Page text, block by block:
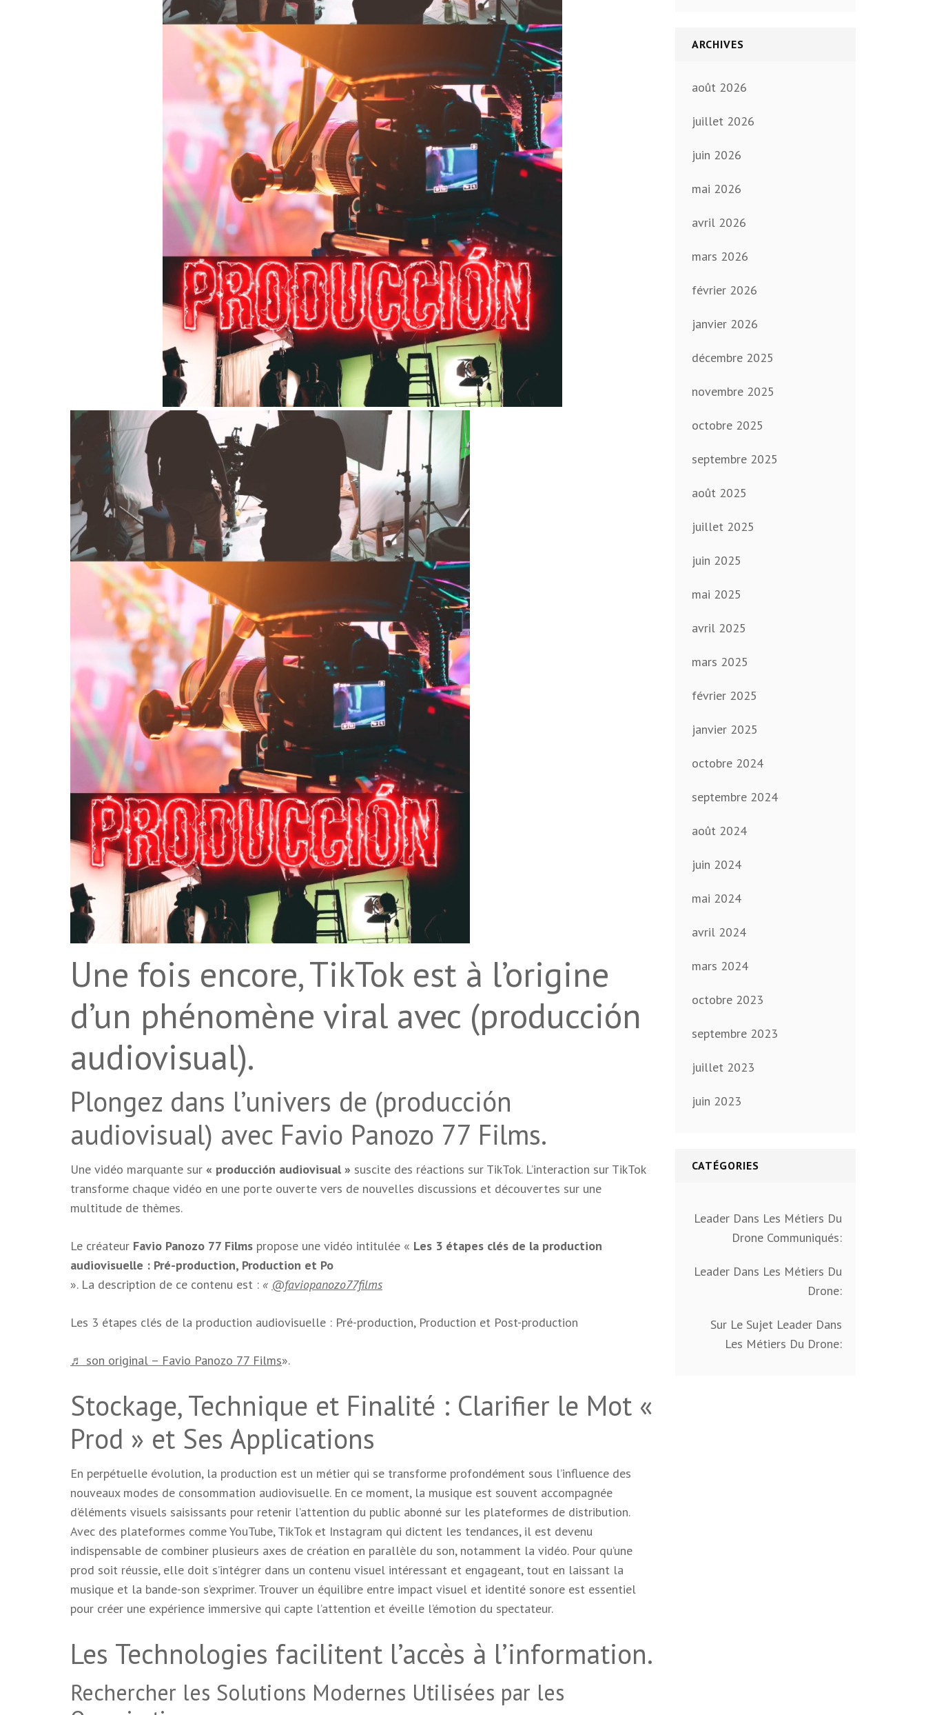
Une fois encore, TikTok est à l’origine
d’un phénomène viral avec (producción
audiovisual).
Plongez dans l’univers de (producción
audiovisual) avec Favio Panozo 77 Films.
Une vidéo marquante sur « producción audiovisual » suscite des réactions sur TikTok. L’interaction sur TikTok
transforme chaque vidéo en une porte ouverte vers de nouvelles discussions et découvertes sur une
multitude de thèmes.
Le créateur Favio Panozo 77 Films propose une vidéo intitulée « Les 3 étapes clés de la production
audiovisuelle : Pré-production, Production et Po
». La description de ce contenu est : « @faviopanozo77films
Les 3 étapes clés de la production audiovisuelle : Pré-production, Production et Post-production
♬ son original – Favio Panozo 77 Films».
Stockage, Technique et Finalité : Clarifier le Mot «
Prod » et Ses Applications
En perpétuelle évolution, la production est un métier qui se transforme profondément sous l’influence des
nouveaux modes de consommation audiovisuelle. En ce moment, la musique est souvent accompagnée
d’éléments visuels saisissants pour retenir l’attention du public abonné sur les plateformes de distribution.
Avec des plateformes comme YouTube, TikTok et Instagram qui dictent les tendances, il est devenu
indispensable de combiner plusieurs axes de création en parallèle du son, notamment la vidéo. Pour qu’une
prod soit réussie, elle doit s’intégrer dans un contenu visuel intéressant et engageant, tout en laissant la
musique et la bande-son s’exprimer. Trouver un équilibre entre impact visuel et identité sonore est essentiel
pour créer une expérience immersive qui capte l’attention et éveille l’émotion du spectateur.
Les Technologies facilitent l’accès à l’information.
Rechercher les Solutions Modernes Utilisées par les
ARCHIVES
août 2026
juillet 2026
juin 2026
mai 2026
avril 2026
mars 2026
février 2026
janvier 2026
décembre 2025
novembre 2025
octobre 2025
septembre 2025
août 2025
juillet 2025
juin 2025
mai 2025
avril 2025
mars 2025
février 2025
janvier 2025
octobre 2024
septembre 2024
août 2024
juin 2024
mai 2024
avril 2024
mars 2024
octobre 2023
septembre 2023
juillet 2023
juin 2023
CATÉGORIES
Leader Dans Les Métiers Du
Drone Communiqués:
Leader Dans Les Métiers Du
Drone:
Sur Le Sujet Leader Dans
Les Métiers Du Drone: